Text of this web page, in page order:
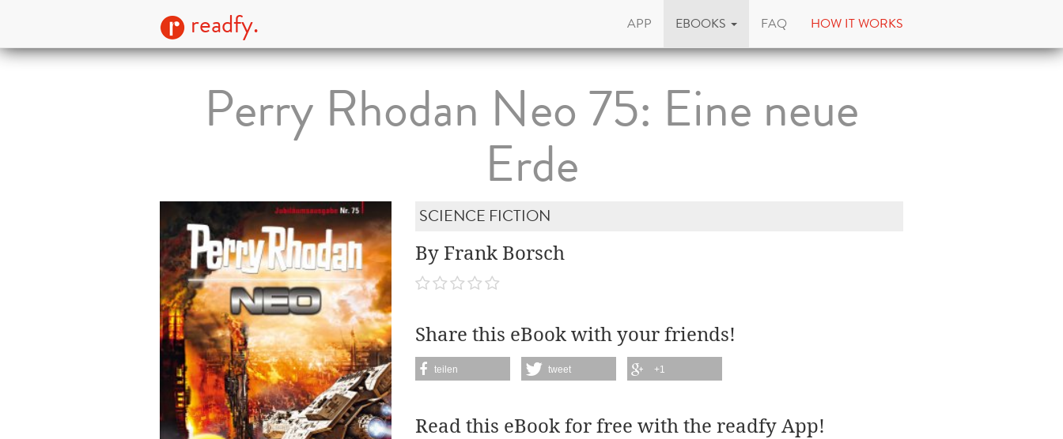
readfy. APP EBOOKS FAQ HOW IT WORKS
Perry Rhodan Neo 75: Eine neue
Erde
SCIENCE FICTION
By Frank Borsch
Share this eBook with your friends!
teilen tweet +1
Read this eBook for free with the readfy App!